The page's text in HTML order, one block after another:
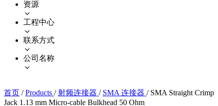
资源
工程中心
联系方式
公司名称
首页 / Products / 射频连接器 / SMA 连接器 / SMA Straight Crimp
Jack 1.13 mm Micro-cable Bulkhead 50 Ohm